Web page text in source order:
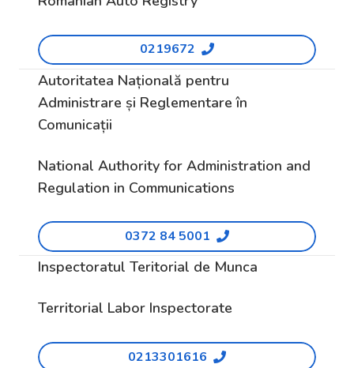
0219672
Autoritatea Națională pentru
Administrare și Reglementare în
Comunicații
National Authority for Administration and
Regulation in Communications
0372 84 5001
Inspectoratul Teritorial de Munca
Territorial Labor Inspectorate
0213301616